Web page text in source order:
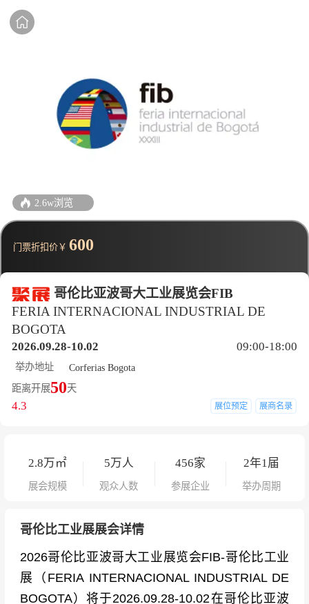
哥伦比亚波哥大工业展览会FIB
FERIA INTERNACIONAL INDUSTRIAL DE
BOGOTA
2026.09.28-10.02 09:00-18:00
举办地址
Corferias Bogota
距离开展50天
4.3 展位预定 展商名录
2.8万㎡
展会规模
5万人
观众人数
456家
参展企业
2年1届
举办周期
2.6w浏览
门票折扣价￥ 600
哥伦比工业展展会详情
2026哥伦比亚波哥大工业展览会FIB-哥伦比工业
展（FERIA INTERNACIONAL INDUSTRIAL DE
BOGOTA）将于2026.09.28-10.02在哥伦比亚波